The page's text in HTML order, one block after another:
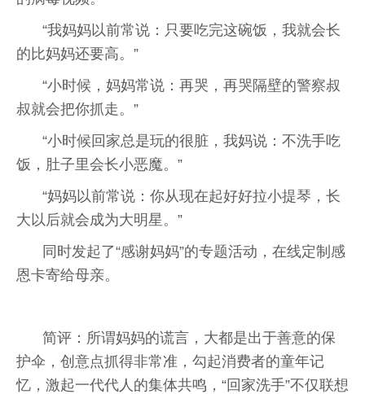
“我妈妈以前常说：只要吃完这碗饭，我就会长
的比妈妈还要高。”
“小时候，妈妈常说：再哭，再哭隔壁的警察叔
叔就会把你抓走。”
“小时候回家总是玩的很脏，我妈说：不洗手吃
饭，肚子里会长小恶魔。”
“妈妈以前常说：你从现在起好好拉小提琴，长
大以后就会成为大明星。”
同时发起了“感谢妈妈”的专题活动，在线定制感
恩卡寄给母亲。
简评：所谓妈妈的谎言，大都是出于善意的保
护伞，创意点抓得非常准，勾起消费者的童年记
忆，激起一代代人的集体共鸣，“回家洗手”不仅联想